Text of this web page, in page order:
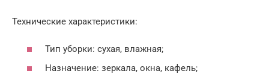
Технические характеристики:
Тип уборки: сухая, влажная;
Назначение: зеркала, окна, кафель;